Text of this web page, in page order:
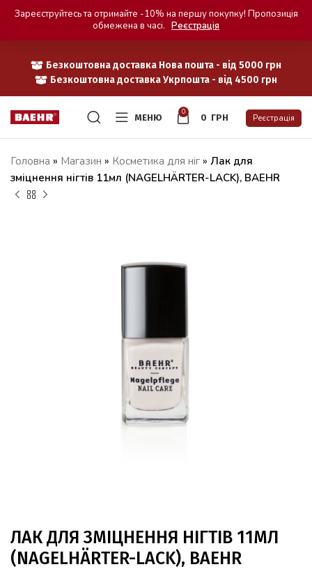
Безкоштовна доставка Нова пошта - від 5000 грн
Безкоштовна доставка Укрпошта - від 4500 грн
МЕНЮ
0
0 ГРН Реєстрація
Головна » Магазин » Косметика для ніг » Лак для
зміцнення нігтів 11мл (NAGELHÄRTER-LACK), BAEHR
ЛАК ДЛЯ ЗМІЦНЕННЯ НІГТІВ 11МЛ
(NAGELHÄRTER-LACK), BAEHR
Зареєструйтесь та отримайте -10% на першу покупку! Пропозиція
обмежена в часі. Реєстрація